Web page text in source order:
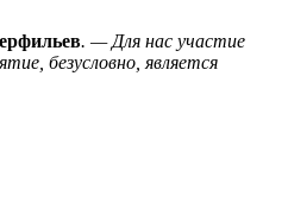
. — Для нас участие
безусловно, является